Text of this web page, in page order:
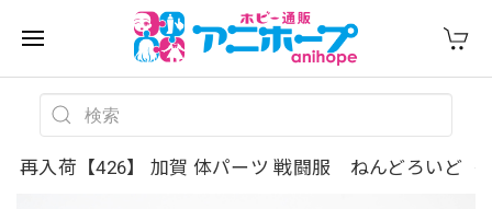
再入荷【426】 加賀 体パーツ 戦闘服 ねんどろいど